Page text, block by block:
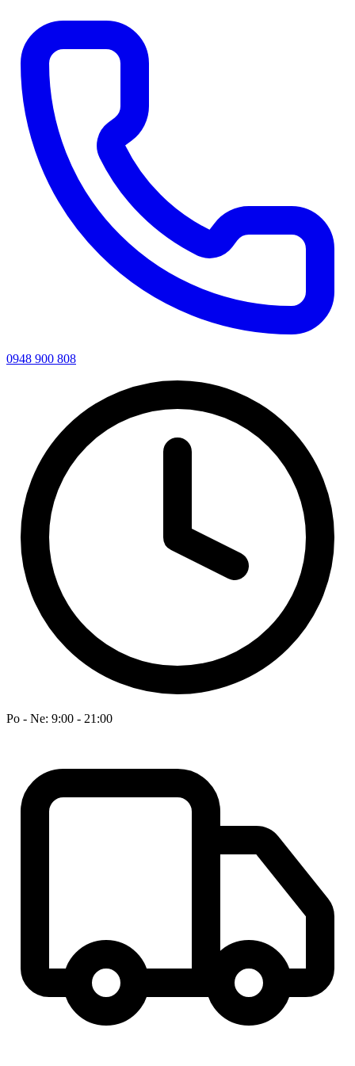
0948 900 808
Po - Ne: 9:00 - 21:00